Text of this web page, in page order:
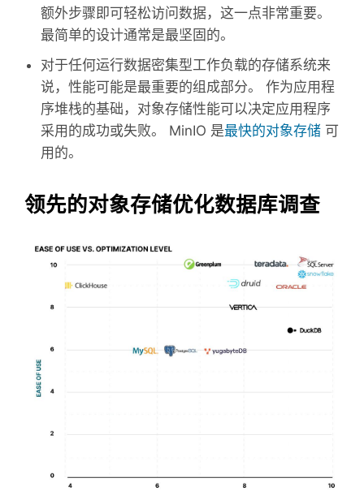
额外步骤即可轻松访问数据，这一点非常重要。
最简单的设计通常是最坚固的。
对于任何运行数据密集型工作负载的存储系统来
说，性能可能是最重要的组成部分。 作为应用程
序堆栈的基础，对象存储性能可以决定应用程序
采用的成功或失败。 MinIO 是最快的对象存储 可
用的。
领先的对象存储优化数据库调查